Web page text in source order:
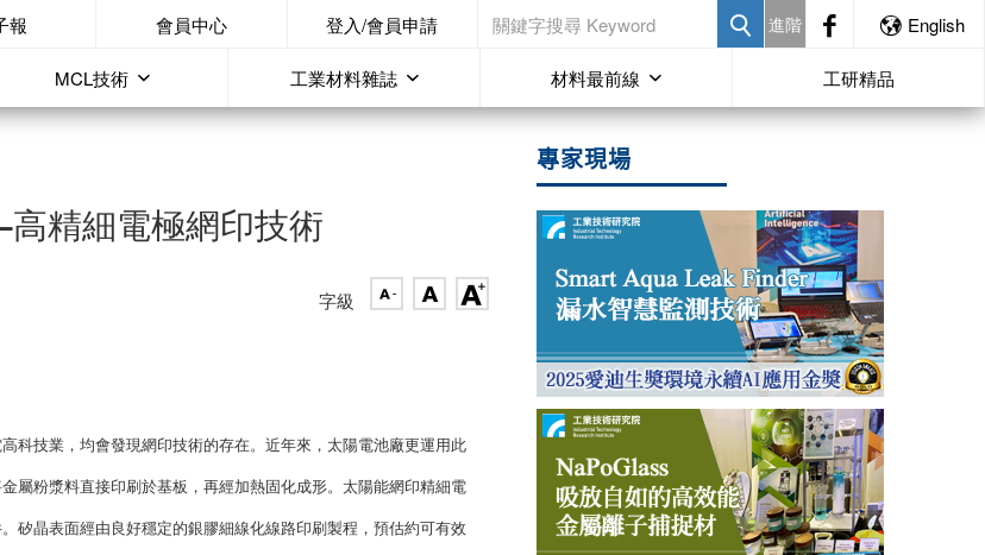
報 會員中心 登入/會員申請 進階 English
MCL技術 工業材料雜誌 材料最前線 工研精品
精細電極網印技術
字級
科技業，均會發現網印技術的存在。近年來，太陽電池廠更運用此
屬粉漿料直接印刷於基板，再經加熱固化成形。太陽能網印精細電
矽晶表面經由良好穩定的銀膠細線化線路印刷製程，預估約可有效
專家現場